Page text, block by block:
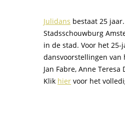
Julidans bestaat 25
Stadsschouwburg
in de stad. Voor het
dansvoorstellingen van
Jan Fabre, Anne
Klik hier voor het